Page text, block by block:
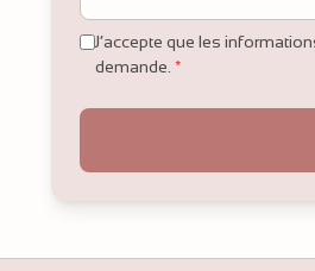
J’accepte que les
demande. *